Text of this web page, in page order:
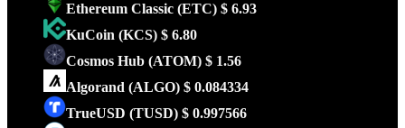
Ethereum Classic (ETC) $ 6.93
KuCoin (KCS) $ 6.80
Cosmos Hub (ATOM) $ 1.56
Algorand (ALGO) $ 0.084334
TrueUSD (TUSD) $ 0.997566